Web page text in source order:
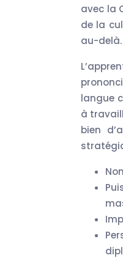
avec la
de la
au-
langue
à
bien